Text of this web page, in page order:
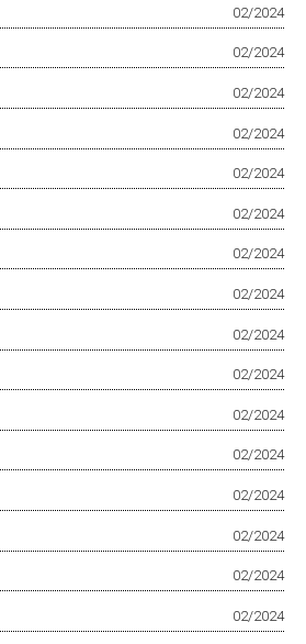
02/2024
02/2024
02/2024
02/2024
02/2024
02/2024
02/2024
02/2024
02/2024
02/2024
02/2024
02/2024
02/2024
02/2024
02/2024
02/2024